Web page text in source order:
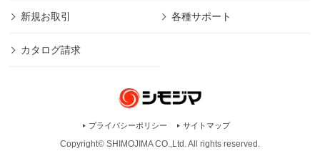
新規お取引 各種サポート
カタログ請求
プライバシーポリシー サイトマップ
Copyright© SHIMOJIMA CO.,Ltd. All rights reserved.